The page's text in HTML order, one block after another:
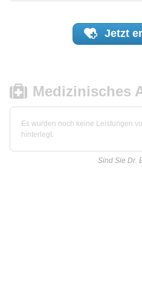
Jetzt
Medizinisches
Es wurden noch keine Leistungen
hinterlegt.
Sind Sie Dr.